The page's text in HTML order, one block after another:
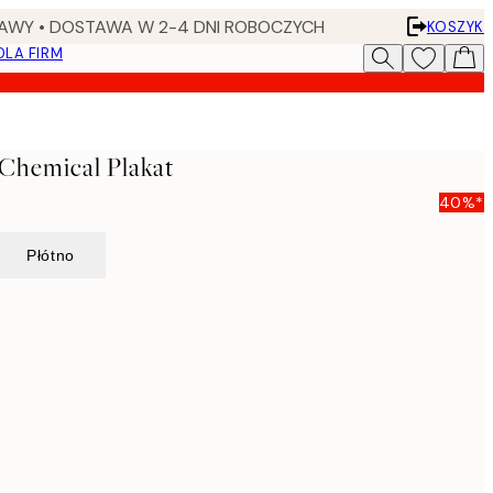
• DOSTAWA W 2-4 DNI ROBOCZYCH
KOSZYK
FIRM
Plakat
40%*
Płótno